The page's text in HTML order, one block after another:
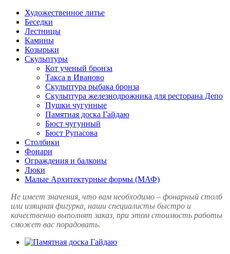
Художественное литье
Беседки
Лестницы
Камины
Козырьки
Скульптуры
Кот ученый бронза
Такса в Иваново
Скульптура рыбака бронза
Скульптура железнодрожника для ресторана Депо
Пушки чугунные
Памятная доска Гайдаю
Бюст чугунный
Бюст Рупасова
Столбики
Фонари
Ограждения и балконы
Люки
Малые Архитектурные формы (МАФ)
Не имеет значения, что вам необходимо – фонарный столб
или изящная фигурка, наши специалисты быстро и
качественно выполнят заказ, при этом стоимость работы
сможет вас порадовать.